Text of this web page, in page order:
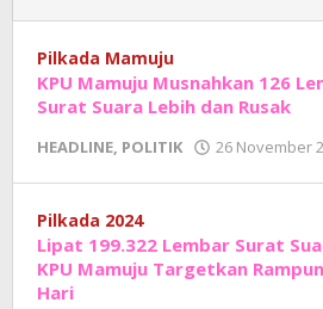
Pilkada Mamuju
KPU Mamuju Musnahkan 126
Surat Suara Lebih dan Rusak
HEADLINE, POLITIK 26 November
Pilkada 2024
Lipat 199.322 Lembar Surat
KPU Mamuju Targetkan
Hari